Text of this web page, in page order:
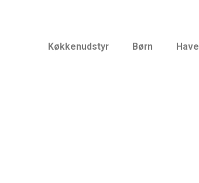
Køkkenudstyr Børn Have